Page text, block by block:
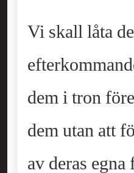
Vi skall låta
dem i tron
dem utan att
av deras